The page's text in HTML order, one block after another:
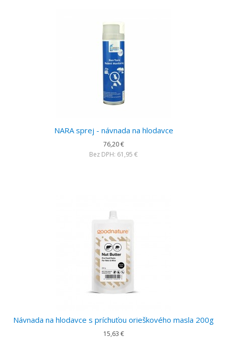
NARA sprej - návnada na hlodavce
76,20 €
Bez DPH: 61,95 €
Návnada na hlodavce s príchuťou orieškového masla 200g
15,63 €